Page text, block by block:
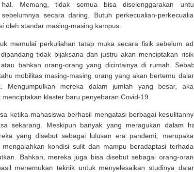
Memang, tidak semua bisa diselenggarakan
secara daring. Butuh perkecualian-
oleh standar masing-masing kampus.
memulai perkuliahan tatap muka secara fisik sebelum
tidak bijaksana dan justru akan menciptakan
bahkan orang-orang yang dicintainya di rumah.
mobilitas masing-masing orang yang akan bertemu
Mengumpulkan mereka dalam jumlah yang besar,
klaster baru penyebaran Covid-19.
ketika mahasiswa berhasil mengatasi berbagai
sekarang. Meskipun banyak yang meragukan dalam
yang disebut sebagai lulusan era pandemi,
kondisi sulit dan mampu beradaptasi
Bahkan, mereka juga bisa disebut sebagai orang-
menemukan teknik untuk menyelesaikan studinya